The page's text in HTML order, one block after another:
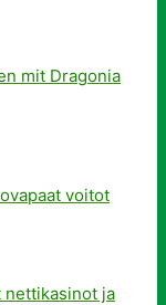
mit Dragonia
voitot
nettikasinot ja